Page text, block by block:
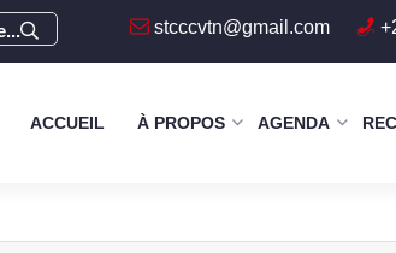
stcccvtn@gmail.com
ACCUEIL À PROPOS AGENDA